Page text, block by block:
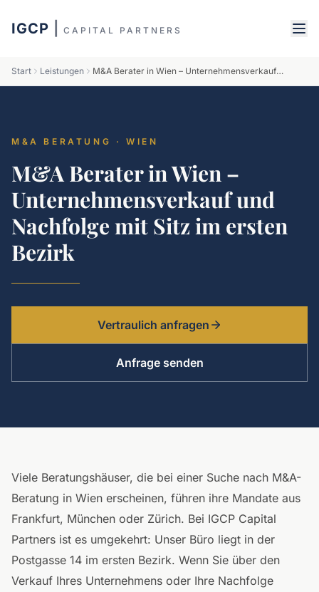
IGCP CAPITAL PARTNERS
Start Leistungen M&A Berater in Wien – Unternehmensverkauf und Nachfolge mit Sitz im ersten Bezirk
M&A BERATUNG · WIEN
M&A Berater in Wien –
Unternehmensverkauf und
Nachfolge mit Sitz im ersten
Bezirk
Vertraulich anfragen
Anfrage senden
Viele Beratungshäuser, die bei einer Suche nach M&A-
Beratung in Wien erscheinen, führen ihre Mandate aus
Frankfurt, München oder Zürich. Bei IGCP Capital
Partners ist es umgekehrt: Unser Büro liegt in der
Postgasse 14 im ersten Bezirk. Wenn Sie über den
Verkauf Ihres Unternehmens oder Ihre Nachfolge